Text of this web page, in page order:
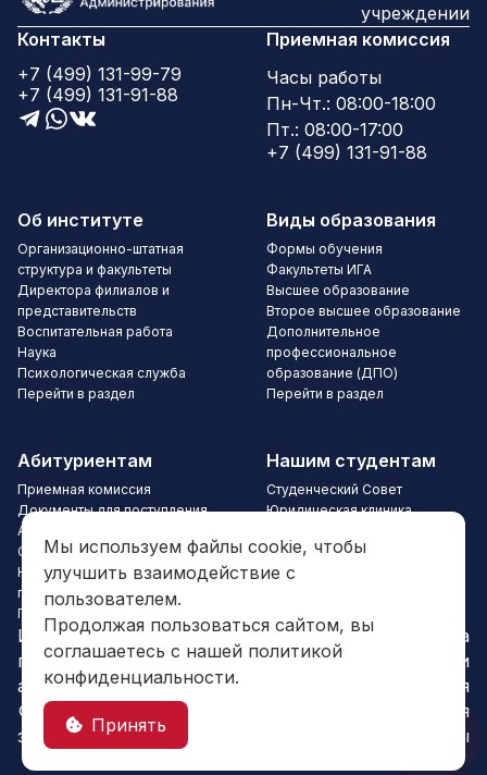
учреждении
Контакты
+7 (499) 131-99-79
+7 (499) 131-91-88
Приемная комиссия
Часы работы
Пн-Чт.: 08:00-18:00
Пт.: 08:00-17:00
+7 (499) 131-91-88
Об институте
Организационно-штатная
структура и факультеты
Директора филиалов и
представительств
Воспитательная работа
Наука
Психологическая служба
Перейти в раздел
Виды образования
Формы обучения
Факультеты ИГА
Высшее образование
Второе высшее образование
Дополнительное
профессиональное
образование (ДПО)
Перейти в раздел
Абитуриентам
Приемная комиссия
Документы для поступления
Абитуриенту (Прием 2024)
Стоимость обучения
Новые направления
подготовки и профили
Перейти в раздел
Нашим студентам
Студенческий Совет
Юридическая клиника
Личный кабинет
Портфолио студента
Перейти в раздел
Институт
государственного
администрирования
© 2024 Все права
защищены
Политика
конфиденциальности
Условия
использования
Контакты
Мы используем файлы cookie, чтобы
улучшить взаимодействие с
пользователем.
Продолжая пользоваться сайтом, вы
соглашаетесь с нашей политикой
конфиденциальности.
Принять